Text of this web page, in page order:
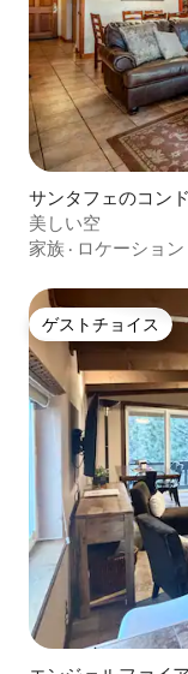
サンタフェのコン
美しい空
家族 · ロケーション
ゲストチョイス
ゲストチョイス